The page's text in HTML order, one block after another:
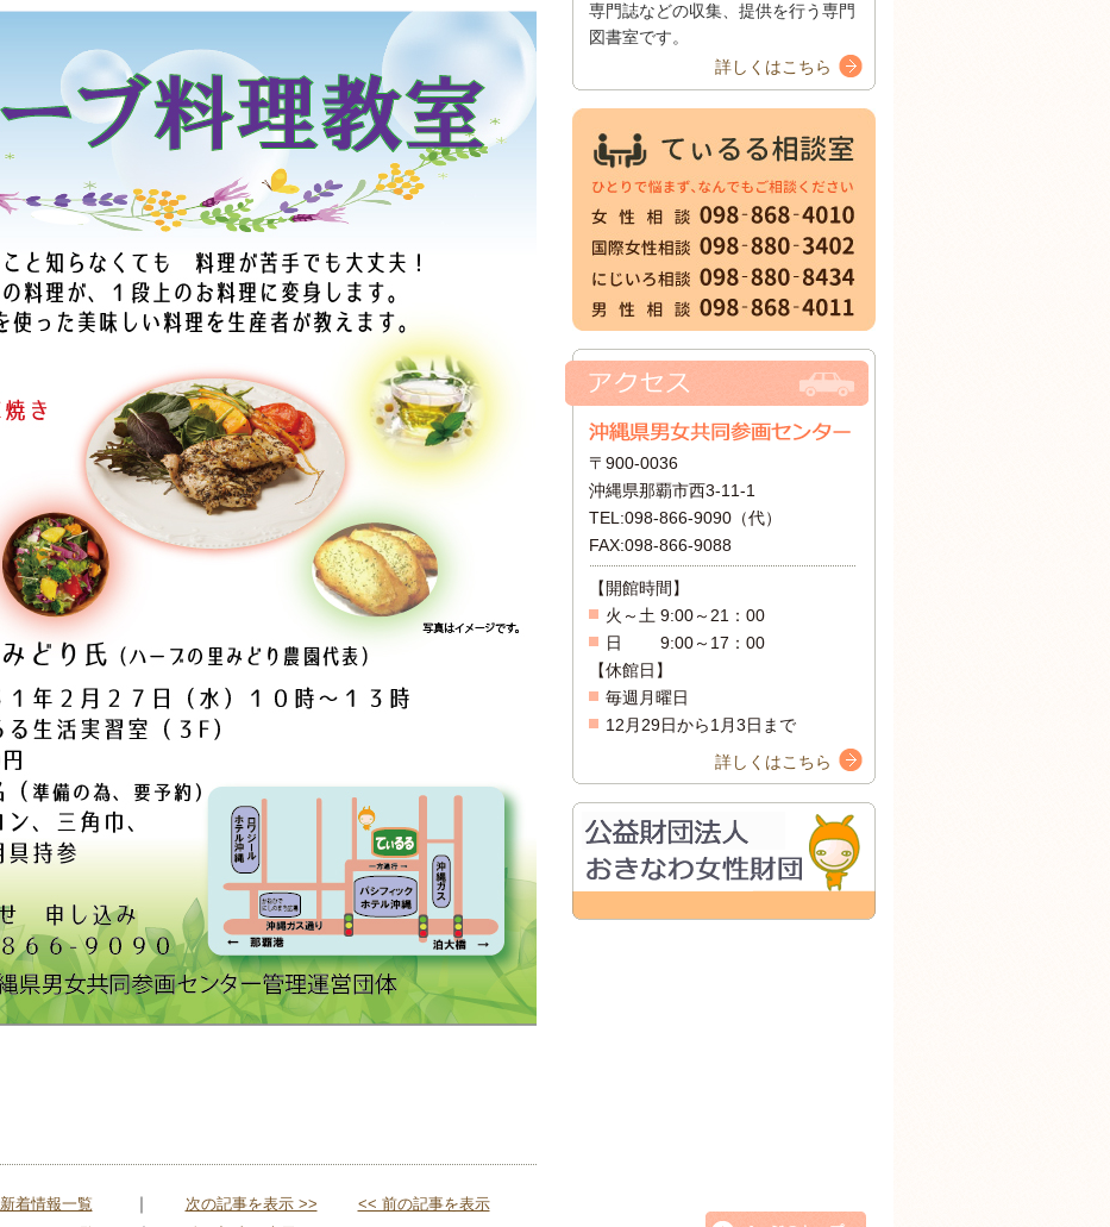
新着情報一覧 ｜ 次の記事を表示 >> << 前の記事を表示
専門誌などの収集、提供を行う専門
図書室です。
詳しくはこちら
〒900-0036
沖縄県那覇市西3-11-1
TEL:098-866-9090（代）
FAX:098-866-9088
【開館時間】
火～土 9:00～21：00
日 9:00～17：00
【休館日】
毎週月曜日
12月29日から1月3日まで
詳しくはこちら